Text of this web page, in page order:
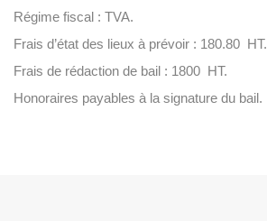
Régime fiscal : TVA.
Frais d’état des lieux à prévoir : 180.80  HT.
Frais de rédaction de bail : 1800  HT.
Honoraires payables à la signature du bail.